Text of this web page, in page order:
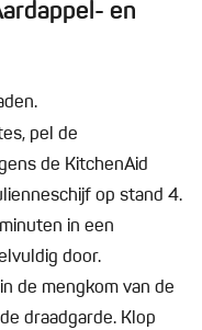
en
pel de
de KitchenAid
op stand 4.
in een
door.
de mengkom van de
draadgarde. Klop